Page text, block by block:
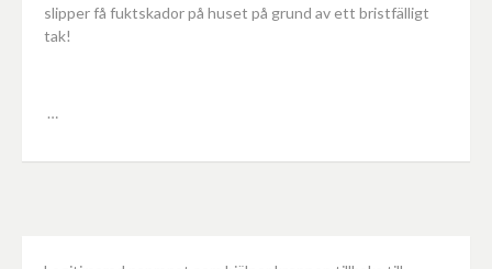
slipper få fuktskador på huset på grund av ett bristfälligt
tak!
…